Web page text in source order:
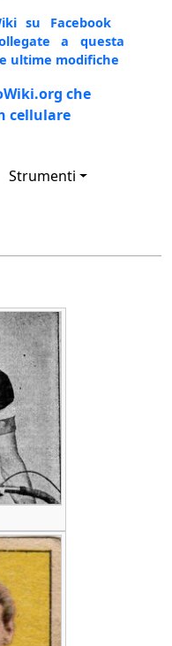
su Facebook
a questa
ultime modifiche
che
cellulare
Strumenti